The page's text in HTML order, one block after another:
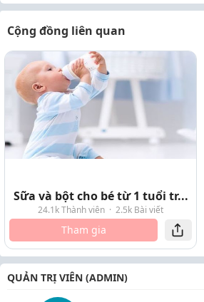
Cộng đồng liên quan
Sữa và bột cho bé từ 1 tuổi tr...
24.1k Thành viên · 2.5k Bài viết
Tham gia
QUẢN TRỊ VIÊN (ADMIN)